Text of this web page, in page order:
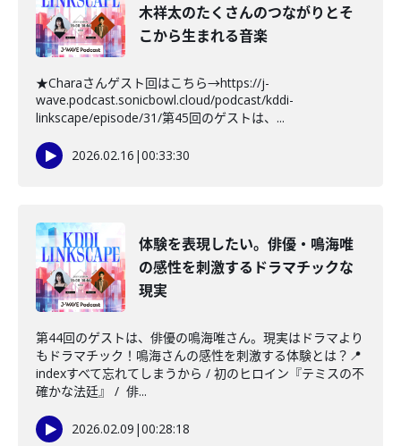
木祥太のたくさんのつながりとそ
こから生まれる音楽
★Charaさんゲスト回はこちら→https://j-
wave.podcast.sonicbowl.cloud/podcast/kddi-
linkscape/episode/31/第45回のゲストは、...
2026.02.16 |00:33:30
体験を表現したい。俳優・鳴海唯
の感性を刺激するドラマチックな
現実
第44回のゲストは、俳優の鳴海唯さん。現実はドラマより
もドラマチック！鳴海さんの感性を刺激する体験とは？📍
indexすべて忘れてしまうから / 初のヒロイン『テミスの不
確かな法廷』 / 俳...
2026.02.09 |00:28:18